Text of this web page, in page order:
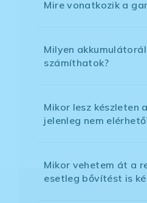
Mire vonatkozik a
Milyen
számíthatok?
Mikor lesz készleten
jelenleg nem
Mikor vehetem át a
esetleg bővítést is